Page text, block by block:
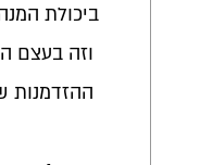
ביכולת
וזה בעצם
ההזדמנות